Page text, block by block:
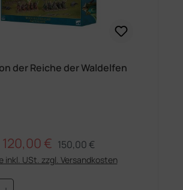
der Reiche der Waldelfen
Verkaufspreis:
120,00 € Regulärer Preis:
150,00 €
inkl. USt. zzgl. Versandkosten